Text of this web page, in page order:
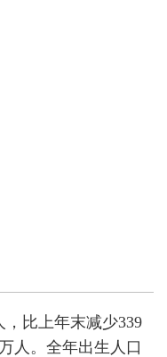
，比上年末减少339
人。全年出生人口